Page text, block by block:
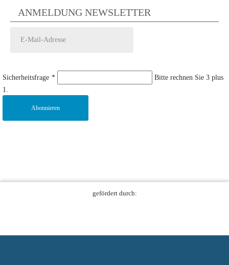
ANMELDUNG NEWSLETTER
Sicherheitsfrage *
Bitte rechnen Sie 3 plus
1.
Abonnieren
gefördert durch: